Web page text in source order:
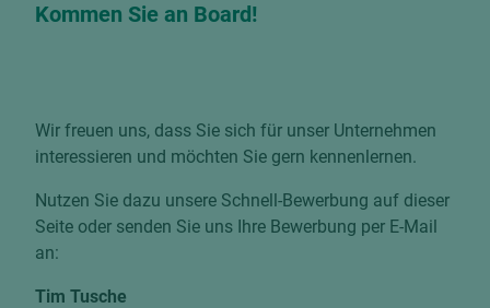
Kommen Sie an Board!
Wir freuen uns, dass Sie sich für unser Unternehmen
interessieren und möchten Sie gern kennenlernen.
Nutzen Sie dazu unsere Schnell-Bewerbung auf dieser
Seite oder senden Sie uns Ihre Bewerbung per E-Mail
an:
Tim Tusche